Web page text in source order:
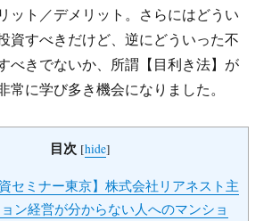
ット／デメリット。さらにはどうい
資すべきだけど、逆にどういった不
べきでないか、所謂【目利き法】が
常に学び多き機会になりました。
目次 [hide]
セミナー東京】株式会社リアネスト主
ン経営が分からない人へのマンショ